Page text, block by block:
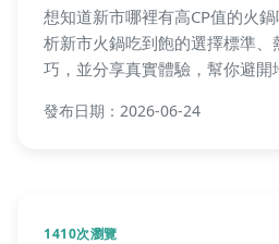
想知道新市哪裡有高CP值的火
析新市火鍋吃到飽的選擇標準
巧，並分享真實體驗，幫你避開
發布日期：2026-06-24
1410次瀏覽